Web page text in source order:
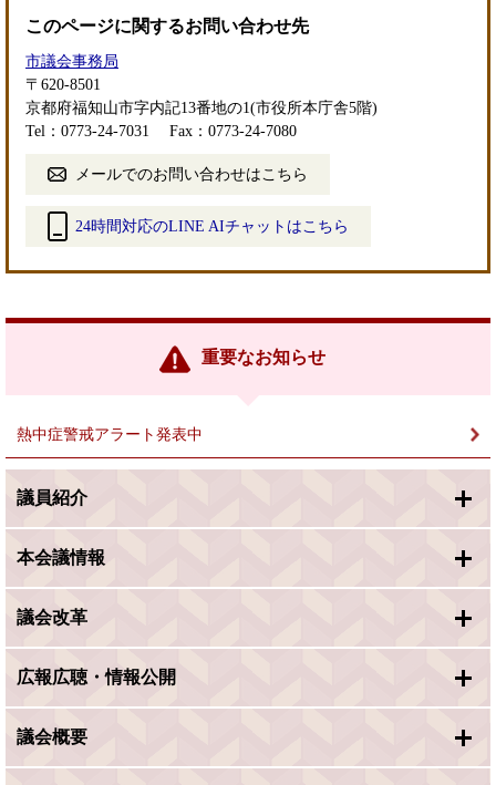
このページに関するお問い合わせ先
市議会事務局
〒620-8501
京都府福知山市字内記13番地の1(市役所本庁舎5階)
Tel：0773-24-7031
Fax：0773-24-7080
メールでのお問い合わせはこちら
24時間対応のLINE AIチャットはこちら
リ
重要なお知らせ
熱中症警戒アラート発表中
議員紹介
本会議情報
議会改革
広報広聴・情報公開
議会概要